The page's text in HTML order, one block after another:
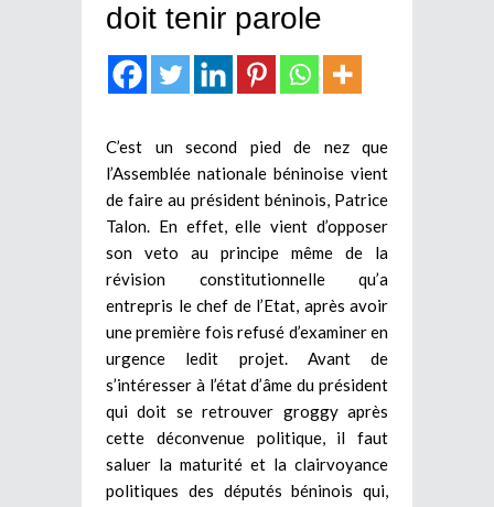
doit tenir parole
C’est un second pied de nez que
l’Assemblée nationale béninoise vient
de faire au président béninois, Patrice
Talon. En effet, elle vient d’opposer
son veto au principe même de la
révision constitutionnelle qu’a
entrepris le chef de l’Etat, après avoir
une première fois refusé d’examiner en
urgence ledit projet. Avant de
s’intéresser à l’état d’âme du président
qui doit se retrouver groggy après
cette déconvenue politique, il faut
saluer la maturité et la clairvoyance
politiques des députés béninois qui,